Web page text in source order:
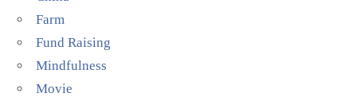
Farm
Fund Raising
Mindfulness
Movie